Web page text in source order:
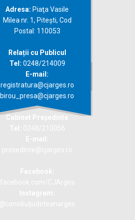
Adresa: Piaţa Vasile
Milea nr. 1, Piteşti, Cod
Postal: 110053
Relații cu Publicul
Tel: 0248/214009
E-mail:
registratura@cjarges.ro
birou_presa@cjarges.ro